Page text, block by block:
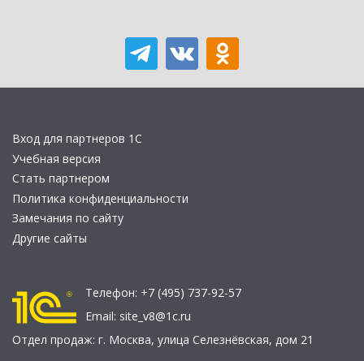
Вход для партнеров 1С
Учебная версия
Стать партнером
Политика конфиденциальности
Замечания по сайту
Другие сайты
Телефон: +7 (495) 737-92-57
Email: site_v8@1c.ru
Отдел продаж: г. Москва, улица Селезнёвская, дом 21